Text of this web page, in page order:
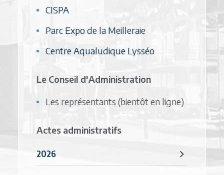
CISPA
Parc Expo de la Meilleraie
Centre Aqualudique Lysséo
Le Conseil d'Administration
Les représentants (bientôt en ligne)
Actes administratifs
2026